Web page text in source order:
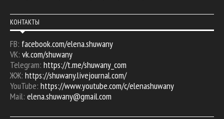
КОНТАКТЫ
FB: facebook.com/elena.shuwany
VK: vk.com/shuwany
Telegram: https://t.me/shuwany_com
ЖЖ: https://shuwany.livejournal.com/
YouTube: https://www.youtube.com/c/elenashuwany
Mail: elena.shuwany@gmail.com